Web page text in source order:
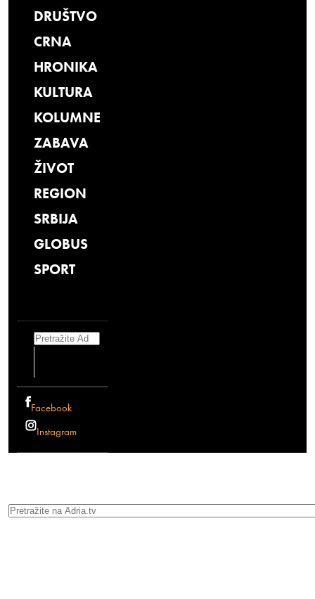
DRUŠTVO
CRNA
HRONIKA
KULTURA
KOLUMNE
ZABAVA
ŽIVOT
REGION
SRBIJA
GLOBUS
SPORT
Search
Facebook
Instagram
Search